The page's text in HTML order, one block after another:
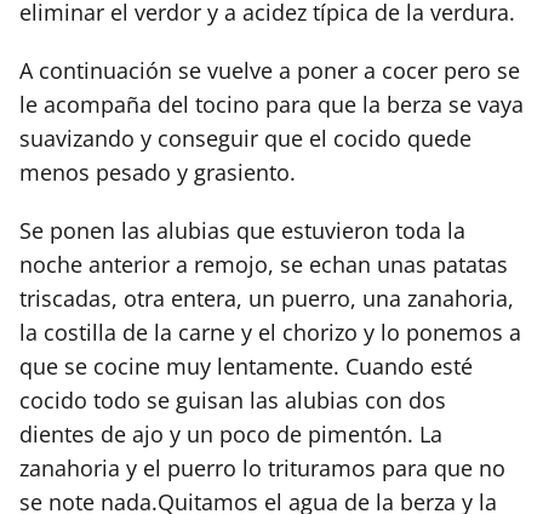
eliminar el verdor y a acidez típica de la verdura.
A continuación se vuelve a poner a cocer pero se
le acompaña del tocino para que la berza se vaya
suavizando y conseguir que el cocido quede
menos pesado y grasiento.
Se ponen las alubias que estuvieron toda la
noche anterior a remojo, se echan unas patatas
triscadas, otra entera, un puerro, una zanahoria,
la costilla de la carne y el chorizo y lo ponemos a
que se cocine muy lentamente. Cuando esté
cocido todo se guisan las alubias con dos
dientes de ajo y un poco de pimentón. La
zanahoria y el puerro lo trituramos para que no
se note nada.Quitamos el agua de la berza y la